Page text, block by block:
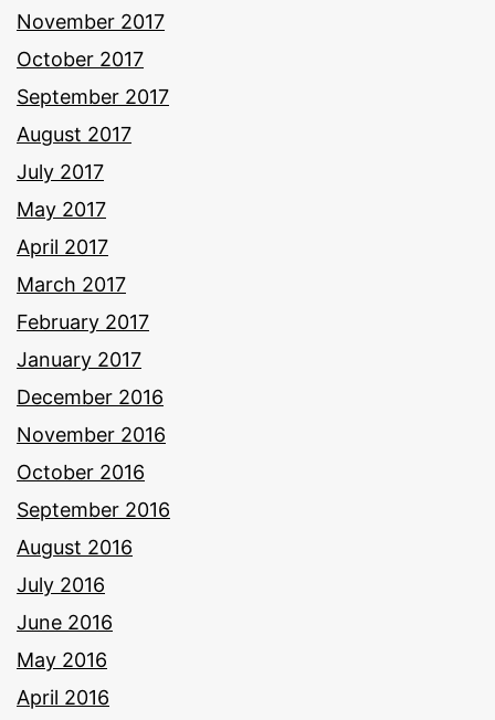
November 2017
October 2017
September 2017
August 2017
July 2017
May 2017
April 2017
March 2017
February 2017
January 2017
December 2016
November 2016
October 2016
September 2016
August 2016
July 2016
June 2016
May 2016
April 2016